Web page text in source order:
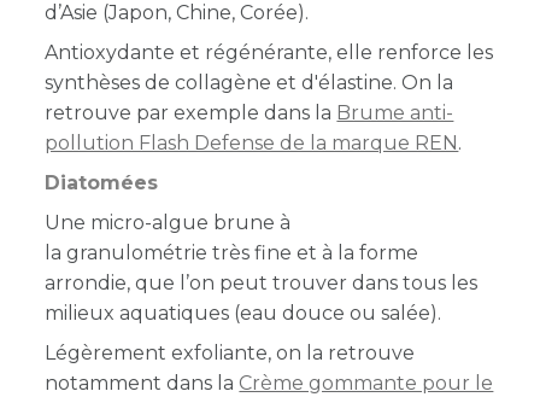
d’Asie (Japon, Chine, Corée).
Antioxydante et régénérante, elle renforce les
synthèses de collagène et d'élastine. On la
retrouve par exemple dans la Brume anti-
pollution Flash Defense de la marque REN .
Diatomées
Une micro-algue brune à
la granulométrie très fine et à la forme
arrondie, que l’on peut trouver dans tous les
milieux aquatiques (eau douce ou salée).
Légèrement exfoliante, on la retrouve
notamment dans la Crème gommante pour le